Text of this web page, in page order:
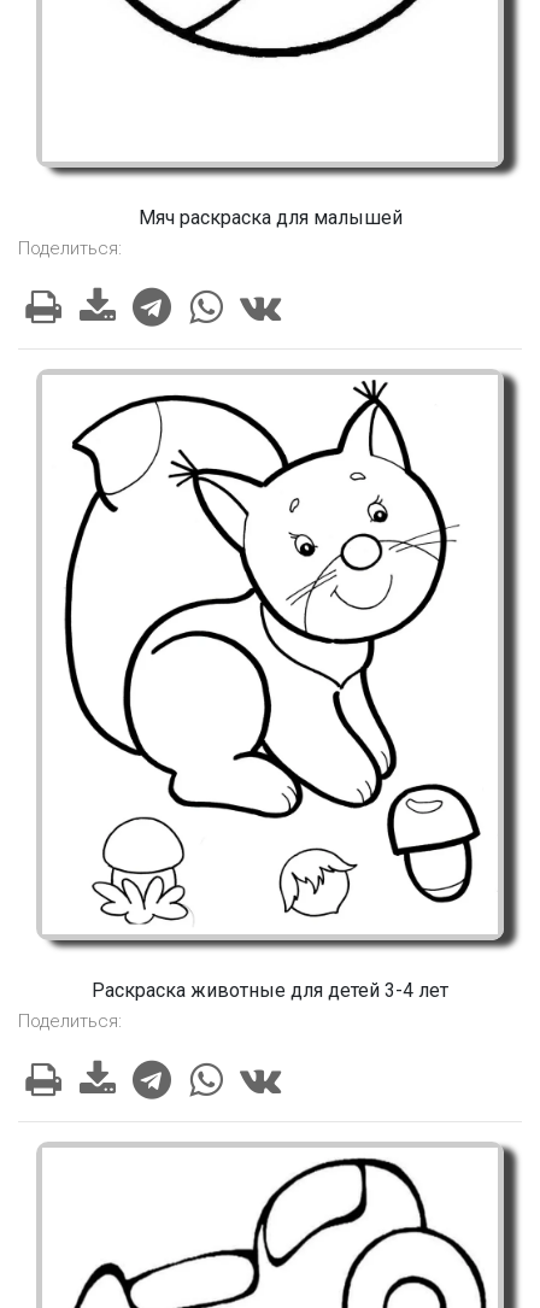
Мяч раскраска для малышей
Поделиться:
Раскраска животные для детей 3-4 лет
Поделиться: